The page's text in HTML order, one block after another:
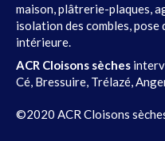
maison, plâtrerie-plaques,
isolation des combles,
intérieure.
ACR Cloisons sèches
Cé, Bressuire, Trélazé,
©2020 ACR Cloisons